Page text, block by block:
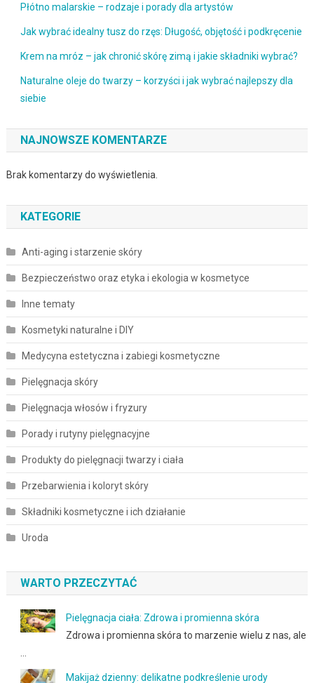
Płótno malarskie – rodzaje i porady dla artystów
Jak wybrać idealny tusz do rzęs: Długość, objętość i podkręcenie
Krem na mróz – jak chronić skórę zimą i jakie składniki wybrać?
Naturalne oleje do twarzy – korzyści i jak wybrać najlepszy dla
siebie
NAJNOWSZE KOMENTARZE
Brak komentarzy do wyświetlenia.
KATEGORIE
Anti-aging i starzenie skóry
Bezpieczeństwo oraz etyka i ekologia w kosmetyce
Inne tematy
Kosmetyki naturalne i DIY
Medycyna estetyczna i zabiegi kosmetyczne
Pielęgnacja skóry
Pielęgnacja włosów i fryzury
Porady i rutyny pielęgnacyjne
Produkty do pielęgnacji twarzy i ciała
Przebarwienia i koloryt skóry
Składniki kosmetyczne i ich działanie
Uroda
WARTO PRZECZYTAĆ
Pielęgnacja ciała: Zdrowa i promienna skóra
Zdrowa i promienna skóra to marzenie wielu z nas, ale
Makijaż dzienny: delikatne podkreślenie urody